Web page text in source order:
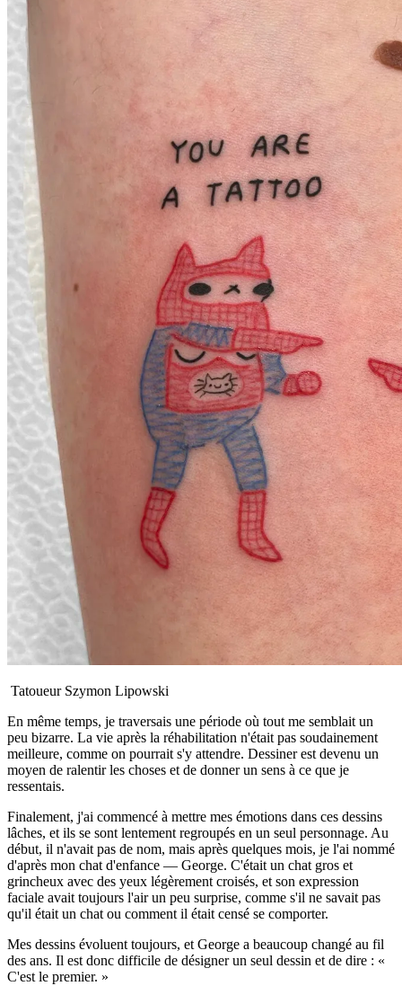
Tatoueur Szymon Lipowski
En même temps, je traversais une période où tout me semblait un
peu bizarre. La vie après la réhabilitation n'était pas soudainement
meilleure, comme on pourrait s'y attendre. Dessiner est devenu un
moyen de ralentir les choses et de donner un sens à ce que je
ressentais.
Finalement, j'ai commencé à mettre mes émotions dans ces dessins
lâches, et ils se sont lentement regroupés en un seul personnage. Au
début, il n'avait pas de nom, mais après quelques mois, je l'ai nommé
d'après mon chat d'enfance — George. C'était un chat gros et
grincheux avec des yeux légèrement croisés, et son expression
faciale avait toujours l'air un peu surprise, comme s'il ne savait pas
qu'il était un chat ou comment il était censé se comporter.
Mes dessins évoluent toujours, et George a beaucoup changé au fil
des ans. Il est donc difficile de désigner un seul dessin et de dire : «
C'est le premier. »